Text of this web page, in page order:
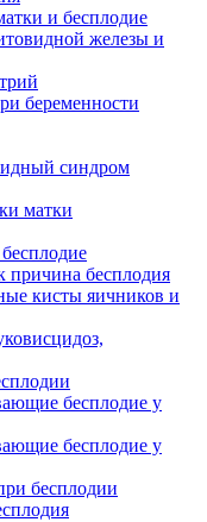
и бесплодие
железы и
беременности
синдром
матки
причина бесплодия
кисты яичников и
бесплодие у
бесплодие у
бесплодии